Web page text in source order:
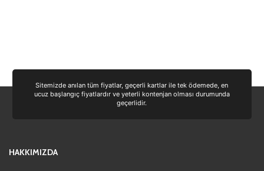
Sitemizde anılan tüm fiyatlar, geçerli kartlar ile tek ödemede, en
ucuz başlangıç fiyatlardır ve yeterli kontenjan olması durumunda
geçerlidir.
HAKKIMIZDA